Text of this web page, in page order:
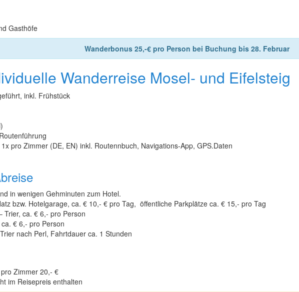
Gasthöfe
Wanderbonus 25,-€ pro Person bei Buchung bis 28. Februar
Wanderreise Mosel- und Eifelsteig
inkl. Frühstück
pro Zimmer (DE, EN) inkl. Routennbuch, Navigations-App, GPS.Daten
in wenigen Gehminuten zum Hotel.
bzw. Hotelgarage, ca. € 10,- € pro Tag, öffentliche Parkplätze ca. € 15,- pro Tag
Trier, ca. € 6,- pro Person
€ 6,- pro Person
nach Perl, Fahrtdauer ca. 1 Stunden
Zimmer 20,- €
im Reisepreis enthalten